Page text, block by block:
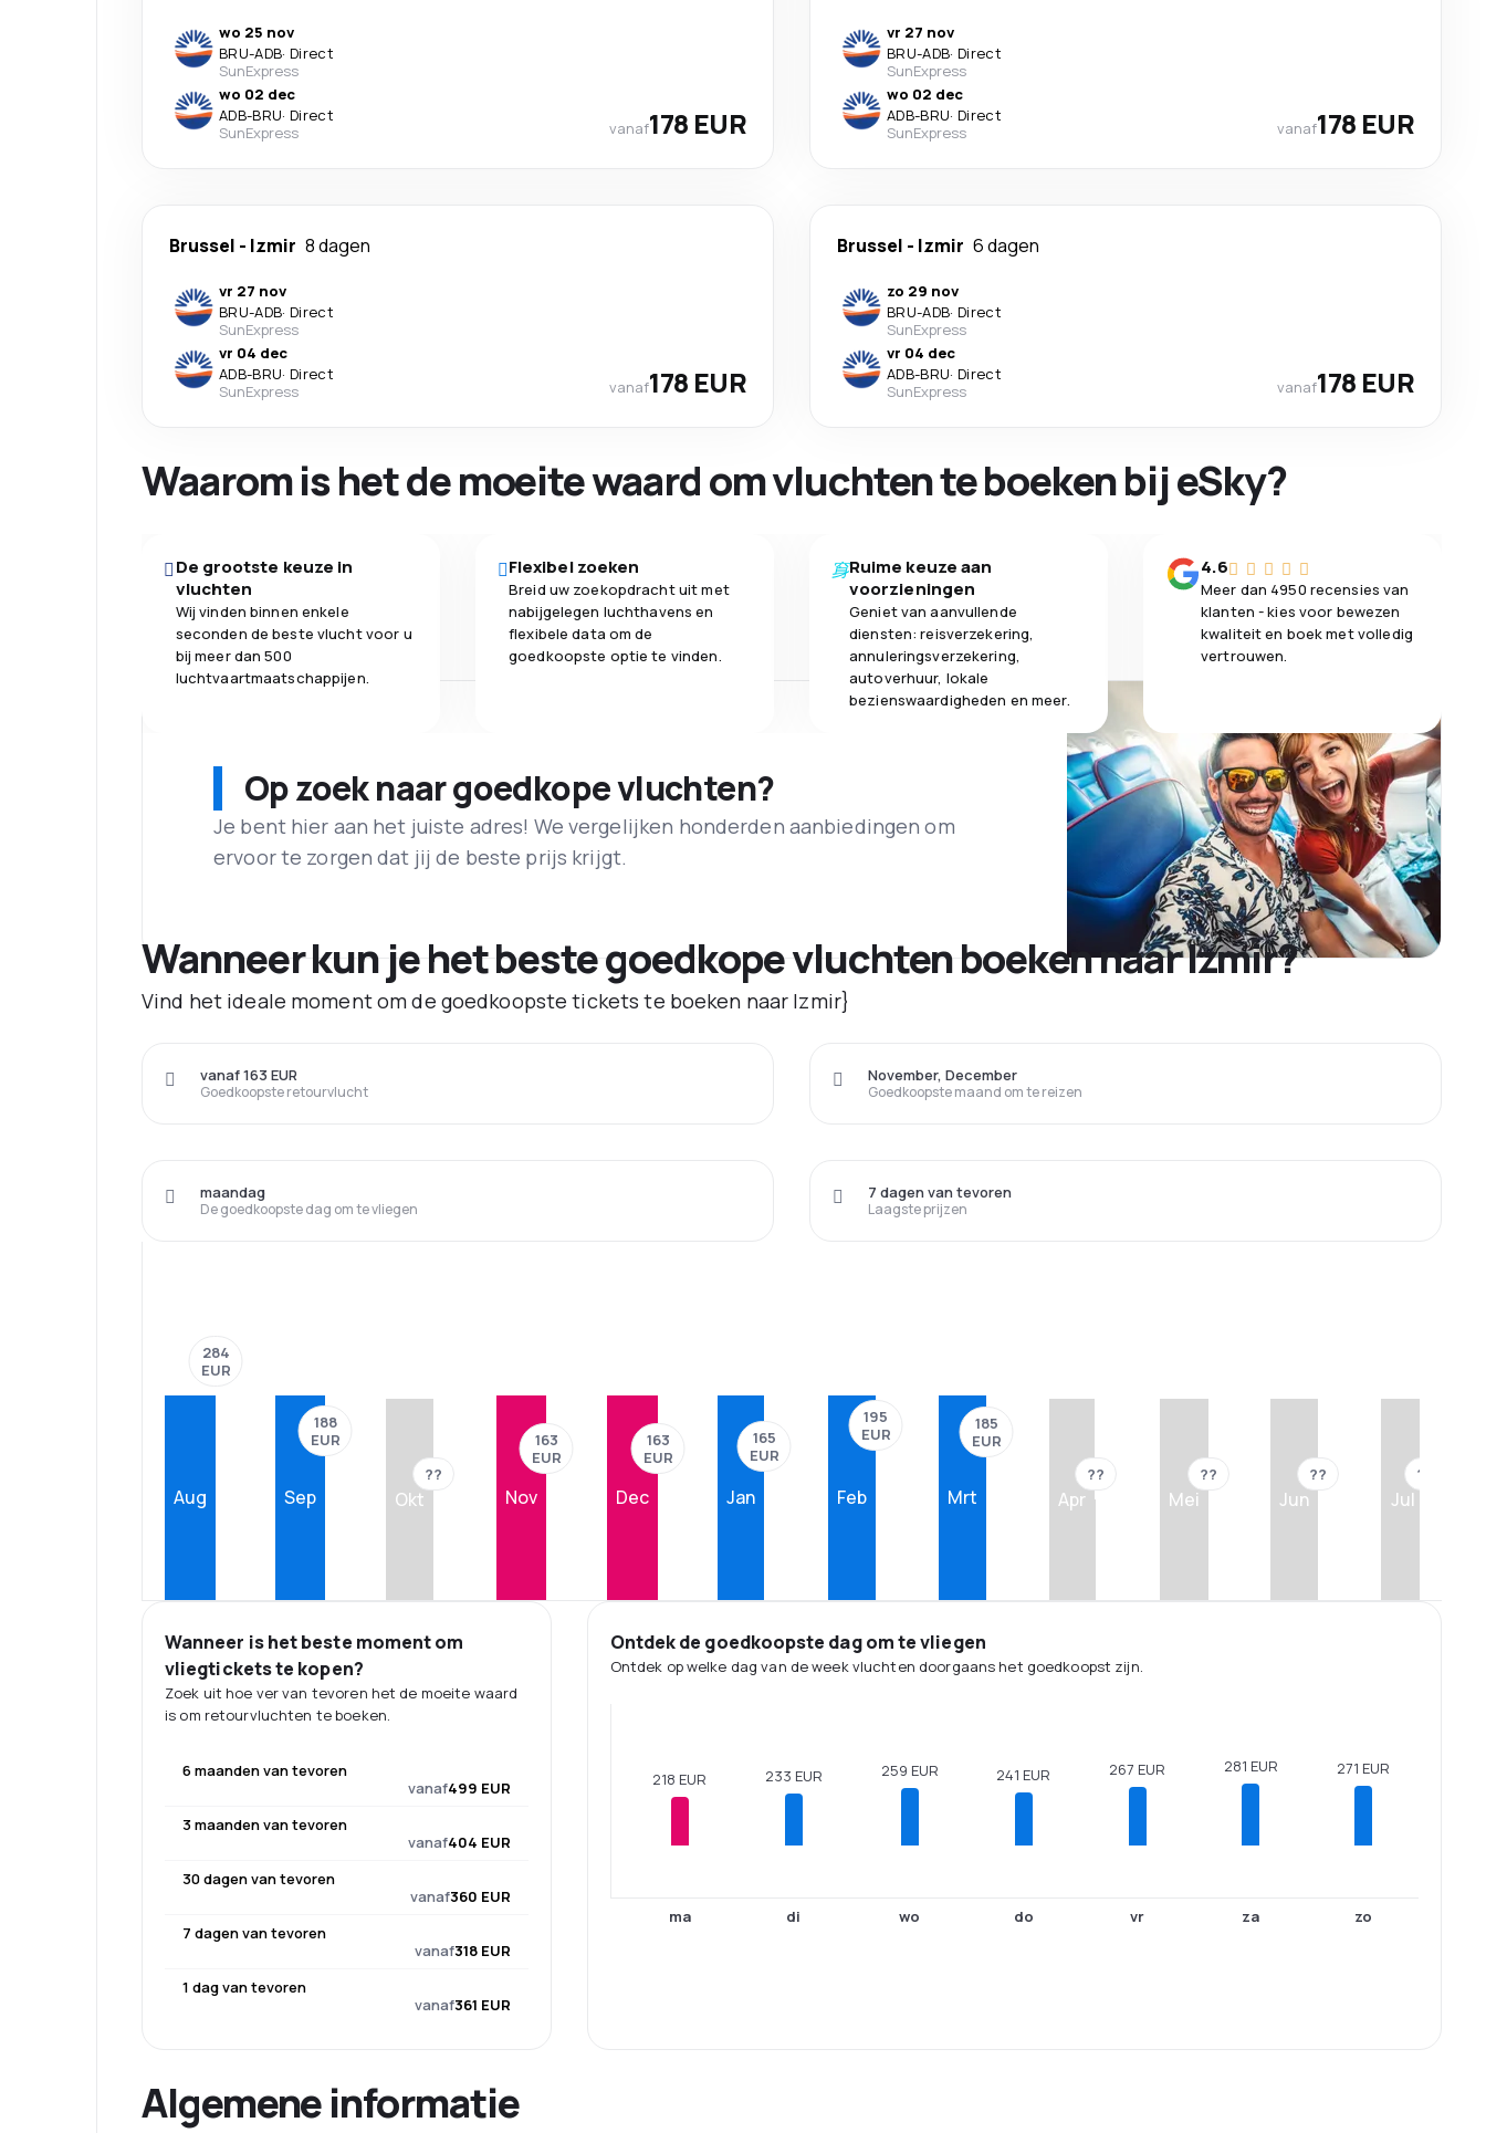
wo 25 nov
BRU-ADB· Direct
SunExpress
wo 02 dec
ADB-BRU· Direct
SunExpress
vanaf178 EUR
vr 27 nov
BRU-ADB· Direct
SunExpress
wo 02 dec
ADB-BRU· Direct
SunExpress
vanaf178 EUR
Brussel - Izmir 8 dagen
vr 27 nov
BRU-ADB· Direct
SunExpress
vr 04 dec
ADB-BRU· Direct
SunExpress
vanaf178 EUR
Brussel - Izmir 6 dagen
zo 29 nov
BRU-ADB· Direct
SunExpress
vr 04 dec
ADB-BRU· Direct
SunExpress
vanaf178 EUR
Waarom is het de moeite waard om vluchten te boeken bij eSky?
De grootste keuze in
vluchten
Wij vinden binnen enkele
seconden de beste vlucht voor u
bij meer dan 500
luchtvaartmaatschappijen.
Flexibel zoeken
Breid uw zoekopdracht uit met
nabijgelegen luchthavens en
flexibele data om de
goedkoopste optie te vinden.
Ruime keuze aan
voorzieningen
Geniet van aanvullende
diensten: reisverzekering,
annuleringsverzekering,
autoverhuur, lokale
bezienswaardigheden en meer.
4.6
Meer dan 4950 recensies van
klanten - kies voor bewezen
kwaliteit en boek met volledig
vertrouwen.
Op zoek naar goedkope vluchten?
Je bent hier aan het juiste adres! We vergelijken honderden aanbiedingen om
ervoor te zorgen dat jij de beste prijs krijgt.
Wanneer kun je het beste goedkope vluchten boeken naar Izmir?
Vind het ideale moment om de goedkoopste tickets te boeken naar Izmir}
Goedkoopste retourvlucht
vanaf 163 EUR
Goedkoopste maand om te reizen
November, December
De goedkoopste dag om te vliegen
maandag
Laagste prijzen
7 dagen van tevoren
Aug
284
EUR
Sep
188
EUR
Okt
??
Nov
163
EUR
Dec
163
EUR
Jan
165
EUR
Feb
195
EUR
Mrt
185
EUR
Apr
??
Mei
??
Jun
??
Jul
??
Wanneer is het beste moment om
vliegtickets te kopen?
Zoek uit hoe ver van tevoren het de moeite waard
is om retourvluchten te boeken.
6 maanden van tevoren
vanaf499 EUR
3 maanden van tevoren
vanaf404 EUR
30 dagen van tevoren
vanaf360 EUR
7 dagen van tevoren
vanaf318 EUR
1 dag van tevoren
vanaf361 EUR
Ontdek de goedkoopste dag om te vliegen
Ontdek op welke dag van de week vluchten doorgaans het goedkoopst zijn.
218 EUR
ma
233 EUR
di
259 EUR
wo
241 EUR
do
267 EUR
vr
281 EUR
za
271 EUR
zo
Algemene informatie